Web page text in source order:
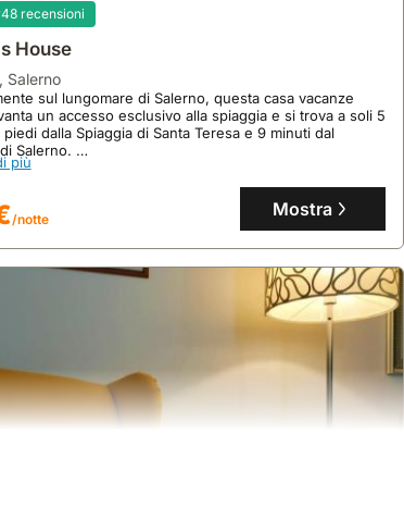
48 recensioni
House
, Salerno
sul lungomare di Salerno, questa casa vacanze
un accesso esclusivo alla spiaggia e si trova a soli 5
piedi dalla Spiaggia di Santa Teresa e 9 minuti dal
Salerno.
villa di 55 mq offre 1 camera da letto, 1
aria condizionata, Wi-Fi gratuito e una cucina attrezzata,
chi cerca case vacanza con comfort e vicinanza al
più
/notte Mostra